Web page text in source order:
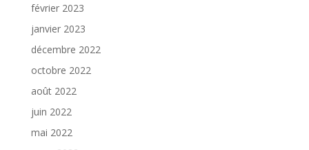
février 2023
janvier 2023
décembre 2022
octobre 2022
août 2022
juin 2022
mai 2022